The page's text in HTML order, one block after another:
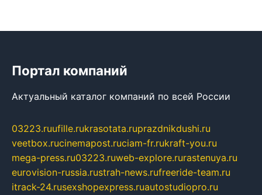
Портал компаний
Актуальный каталог компаний по всей России
03223.ruufille.rukrasotata.ruprazdnikdushi.ru
veetbox.rucinemapost.ruciam-fr.rukraft-you.ru
mega-press.ru03223.ruweb-explore.rurastenuya.ru
eurovision-russia.rustrah-news.rufreeride-team.ru
itrack-24.rusexshopexpress.ruautostudiopro.ru